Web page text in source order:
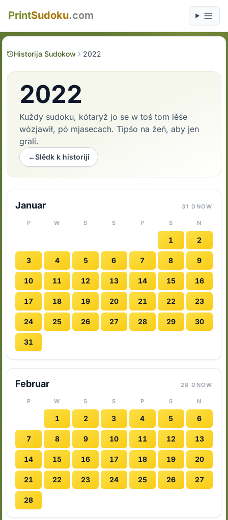
PrintSudoku.com
Historija Sudokow 2022
2022
Kuždy sudoku, kótaryž jo se w toś tom lěśe
wózjawił, pó mjasecach. Tipśo na źeń, aby jen
grali.
←Slědk k historiji
Januar 31 DNOW
P W S S P S N
1 2
3 4 5 6 7 8 9
10 11 12 13 14 15 16
17 18 19 20 21 22 23
24 25 26 27 28 29 30
31
Februar 28 DNOW
P W S S P S N
1 2 3 4 5 6
7 8 9 10 11 12 13
14 15 16 17 18 19 20
21 22 23 24 25 26 27
28